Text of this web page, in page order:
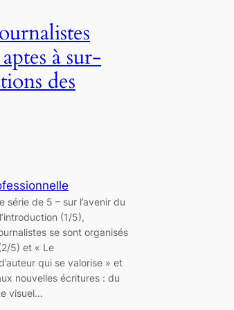
à sur-
des
série de 5 – sur l’avenir du
(1/5),
se sont organisés
5) et « Le
qui se valorise » et
nouvelles écritures : du
visuel…